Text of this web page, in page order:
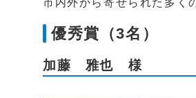
市内外から寄せられた多く
優秀賞（3名）
加藤 雅也 様